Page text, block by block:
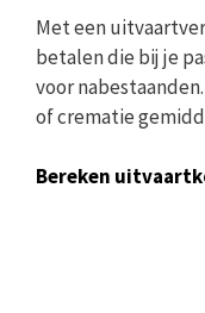
Met een
betalen die bij je
voor
of crematie
Bereken